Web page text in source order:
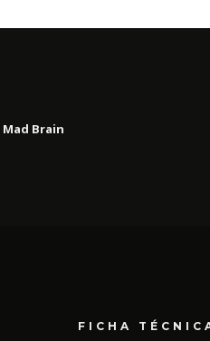
Mad Brain
FICHA